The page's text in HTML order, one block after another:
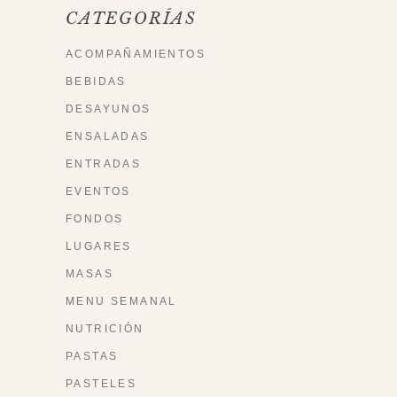
CATEGORÍAS
ACOMPAÑAMIENTOS
BEBIDAS
DESAYUNOS
ENSALADAS
ENTRADAS
EVENTOS
FONDOS
LUGARES
MASAS
MENU SEMANAL
NUTRICIÓN
PASTAS
PASTELES